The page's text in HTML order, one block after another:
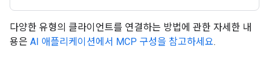
다양한 유형의 클라이언트를 연결하는 방법에 관한 자세한 내
용은 AI 애플리케이션에서 MCP 구성을 참고하세요.